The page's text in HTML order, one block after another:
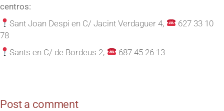
centros:
Sant Joan Despi en C/ Jacint Verdaguer 4,
627 33 10
78
Sants en C/ de Bordeus 2,
687 45 26 13
Post a comment